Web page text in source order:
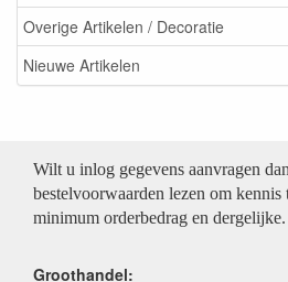
Overige Artikelen / Decoratie
Nieuwe Artikelen
Wilt u inlog gegevens aanvragen
bestelvoorwaarden lezen om kennis
minimum orderbedrag en dergelijke.
Groothandel: